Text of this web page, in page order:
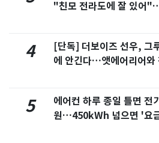
"친모 전라도에 잘 있어
4
[단독] 더보이즈 선우, 그
에 안긴다…앳에어리어와
5
에어컨 하루 종일 틀면 전
원…450kWh 넘으면 '요